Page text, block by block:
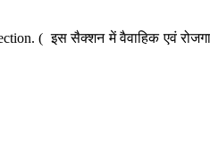
( इस सैक्शन में वैवाहिक एवं